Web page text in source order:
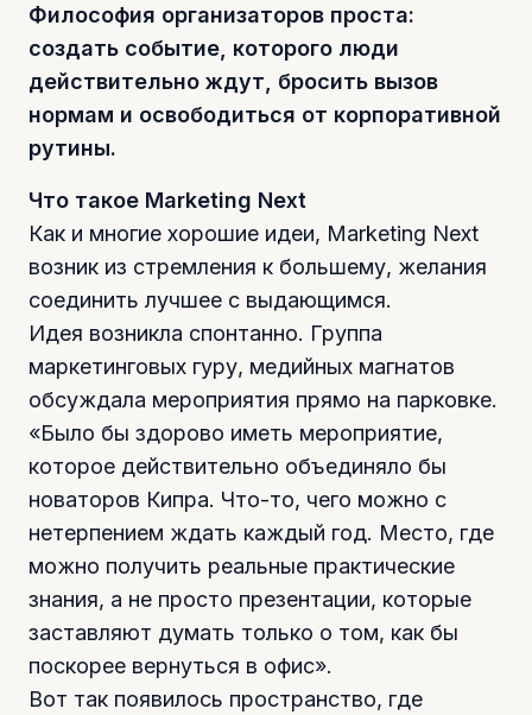
Философия организаторов проста:
создать событие, которого люди
действительно ждут, бросить вызов
нормам и освободиться от корпоративной
рутины.
Что такое Marketing Next
Как и многие хорошие идеи, Marketing Next
возник из стремления к большему, желания
соединить лучшее с выдающимся.
Идея возникла спонтанно. Группа
маркетинговых гуру, медийных магнатов
обсуждала мероприятия прямо на парковке.
«Было бы здорово иметь мероприятие,
которое действительно объединяло бы
новаторов Кипра. Что-то, чего можно с
нетерпением ждать каждый год. Место, где
можно получить реальные практические
знания, а не просто презентации, которые
заставляют думать только о том, как бы
поскорее вернуться в офис».
Вот так появилось пространство, где